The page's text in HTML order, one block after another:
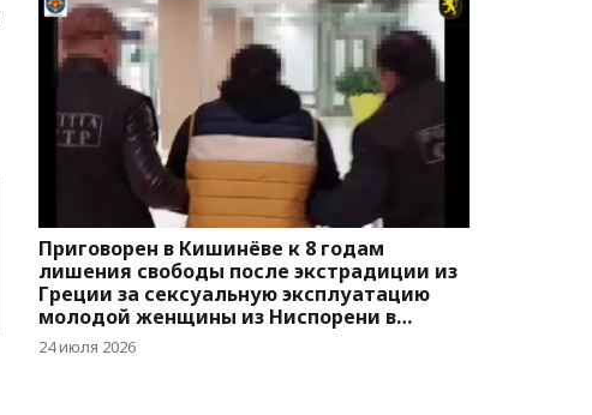
Приговорен в Кишинёве к 8 годам
лишения свободы после экстрадиции из
Греции за сексуальную эксплуатацию
молодой женщины из Ниспорени в
Афинах
24 июля 2026